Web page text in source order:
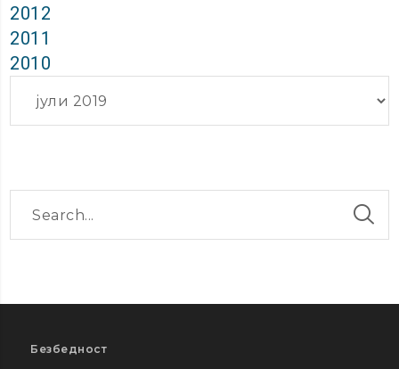
2012
2011
2010
Безбедност